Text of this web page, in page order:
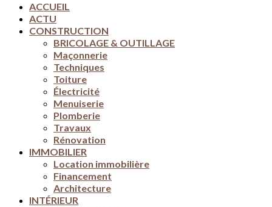
ACCUEIL
ACTU
CONSTRUCTION
BRICOLAGE & OUTILLAGE
Maçonnerie
Techniques
Toiture
Électricité
Menuiserie
Plomberie
Travaux
Rénovation
IMMOBILIER
Location immobilière
Financement
Architecture
INTÉRIEUR